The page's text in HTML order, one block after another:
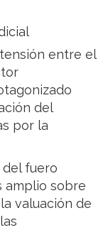
entre el
del
por la
del fuero
amplio sobre
valuación de